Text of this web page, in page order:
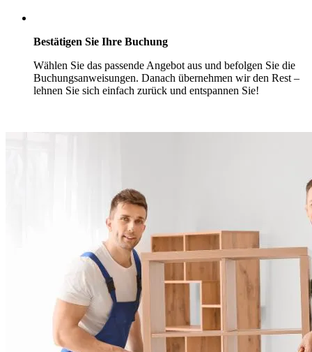
Bestätigen Sie Ihre Buchung
Wählen Sie das passende Angebot aus und befolgen Sie die
Buchungsanweisungen. Danach übernehmen wir den Rest –
lehnen Sie sich einfach zurück und entspannen Sie!